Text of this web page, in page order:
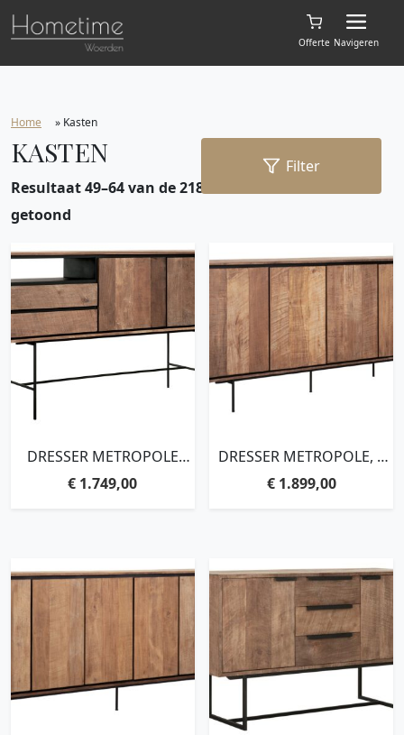
Offerte Navigeren
Home » Kasten
KASTEN
Filter
Resultaat 49–64 van de 218 resultaten wordt
getoond
DRESSER METROPOLE
MEDIUM, 2 DOORS, 2
DRAWERS, OPEN
€ 1.749,00
DRESSER METROPOLE, 4
DOORS,90X180X40 CM,
RECYCLED TEAKWOOD
€1.899,00